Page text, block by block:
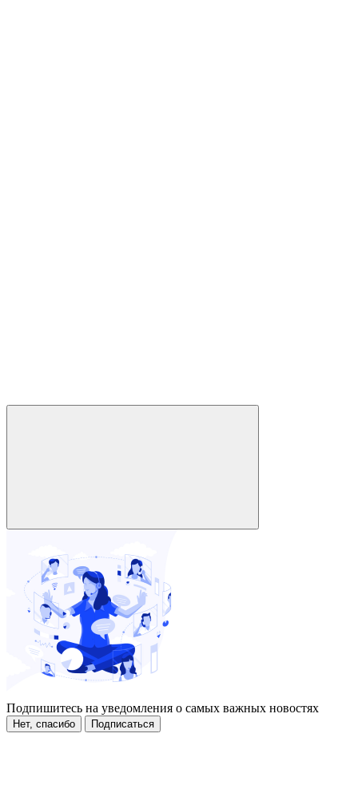
Подпишитесь на уведомления о самых важных новостях
Нет, спасибо Подписаться